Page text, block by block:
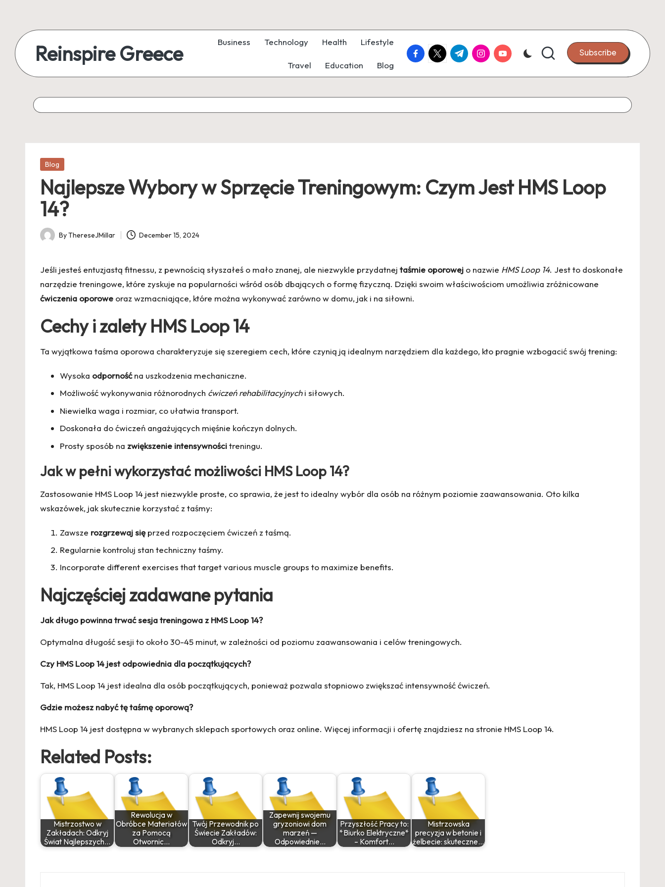
Reinspire Greece Business Technology Health Lifestyle
Travel Education Blog
facebook.com
twitter.com
t.me instagram.com
youtube.com Subscribe
Posted
Blog
Najlepsze Wybory w Sprzęcie Treningowym: Czym Jest HMS Loop
14?
Posted
ByThereseJMillar December 15, 2024
Jeśli jesteś entuzjastą fitnessu, z pewnością słyszałeś o mało znanej, ale niezwykle przydatnej taśmie oporowej o nazwie HMS Loop 14. Jest to doskonałe
narzędzie treningowe, które zyskuje na popularności wśród osób dbających o formę fizyczną. Dzięki swoim właściwościom umożliwia zróżnicowane
ćwiczenia oporowe oraz wzmacniające, które można wykonywać zarówno w domu, jak i na siłowni.
Cechy i zalety HMS Loop 14
Ta wyjątkowa taśma oporowa charakteryzuje się szeregiem cech, które czynią ją idealnym narzędziem dla każdego, kto pragnie wzbogacić swój trening:
Wysoka odpornośćna uszkodzenia mechaniczne.
Możliwość wykonywania różnorodnych ćwiczeń rehabilitacyjnychi siłowych.
Niewielka waga i rozmiar, co ułatwia transport.
Doskonała do ćwiczeń angażujących mięśnie kończyn dolnych.
Prosty sposób na zwiększenie intensywnościtreningu.
Jak w pełni wykorzystać możliwości HMS Loop 14?
Zastosowanie HMS Loop 14 jest niezwykle proste, co sprawia, że jest to idealny wybór dla osób na różnym poziomie zaawansowania. Oto kilka
wskazówek, jak skutecznie korzystać z taśmy:
Zawsze rozgrzewaj sięprzed rozpoczęciem ćwiczeń z taśmą.
Regularnie kontroluj stan techniczny taśmy.
Incorporate different exercises that target various muscle groups to maximize benefits.
Najczęściej zadawane pytania
Jak długo powinna trwać sesja treningowa z HMS Loop 14?
Optymalna długość sesji to około 30-45 minut, w zależności od poziomu zaawansowania i celów treningowych.
Czy HMS Loop 14 jest odpowiednia dla początkujących?
Tak, HMS Loop 14 jest idealna dla osób początkujących, ponieważ pozwala stopniowo zwiększać intensywność ćwiczeń.
Gdzie możesz nabyć tę taśmę oporową?
HMS Loop 14 jest dostępna w wybranych sklepach sportowych oraz online. Więcej informacji i ofertę znajdziesz na stronie HMS Loop 14.
Related Posts:
Mistrzostwo w
Zakładach: Odkryj
Świat Najlepszych…
Rewolucja w
Obróbce Materiałów
za Pomocą
Otwornic…
Twój Przewodnik po
Świecie Zakładów:
Odkryj…
Zapewnij swojemu
gryzoniowi dom
marzeń —
Odpowiednie…
Przyszłość Pracy to:
*Biurko Elektryczne*
– Komfort…
Mistrzowska
precyzja w betonie i
żelbecie: skuteczne…